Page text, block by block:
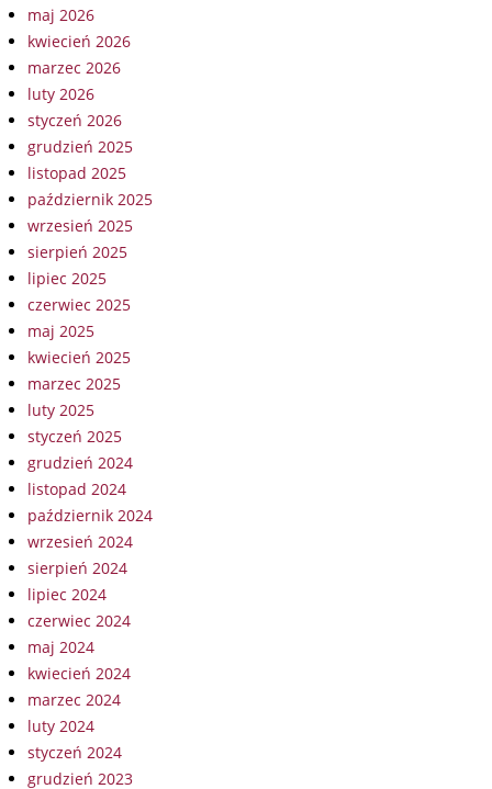
maj 2026
kwiecień 2026
marzec 2026
luty 2026
styczeń 2026
grudzień 2025
listopad 2025
październik 2025
wrzesień 2025
sierpień 2025
lipiec 2025
czerwiec 2025
maj 2025
kwiecień 2025
marzec 2025
luty 2025
styczeń 2025
grudzień 2024
listopad 2024
październik 2024
wrzesień 2024
sierpień 2024
lipiec 2024
czerwiec 2024
maj 2024
kwiecień 2024
marzec 2024
luty 2024
styczeń 2024
grudzień 2023